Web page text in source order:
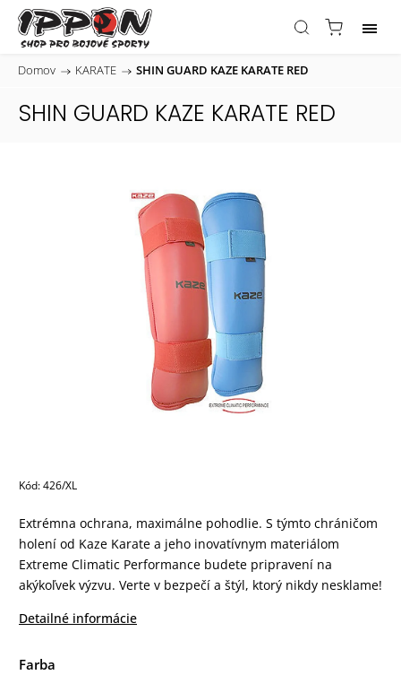
Domov / KARATE / SHIN GUARD KAZE KARATE RED
SHIN GUARD KAZE KARATE RED
Kód:426/XL
Extrémna ochrana, maximálne pohodlie. S týmto chráničom
holení od Kaze Karate a jeho inovatívnym materiálom
Extreme Climatic Performance budete pripravení na
akýkoľvek výzvu. Verte v bezpečí a štýl, ktorý nikdy nesklame!
Detailné informácie
Farba